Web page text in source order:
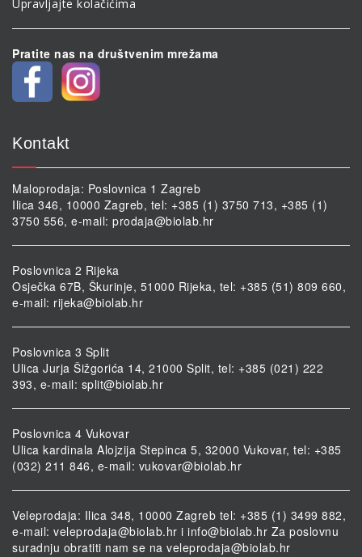
Upravljajte kolačićima
Pratite nas na društvenim mrežama
Kontakt
Maloprodaja: Poslovnica 1 Zagreb
Ilica 346, 10000 Zagreb, tel: +385 (1) 3750 713, +385 (1)
3750 556, e-mail: prodaja@biolab.hr
Poslovnica 2 Rijeka
Osječka 67B, Škurinje, 51000 Rijeka, tel: +385 (51) 809 660,
e-mail: rijeka@biolab.hr
Poslovnica 3 Split
Ulica Jurja Šižgorića 14, 21000 Split, tel: +385 (021) 222
393, e-mail: split@biolab.hr
Poslovnica 4 Vukovar
Ulica kardinala Alojzija Stepinca 5, 32000 Vukovar, tel: +385
(032) 211 846, e-mail: vukovar@biolab.hr
Veleprodaja: Ilica 348, 10000 Zagreb tel: +385 (1) 3499 882,
e-mail: veleprodaja@biolab.hr i info@biolab.hr Za poslovnu
suradnju obratiti nam se na veleprodaja@biolab.hr